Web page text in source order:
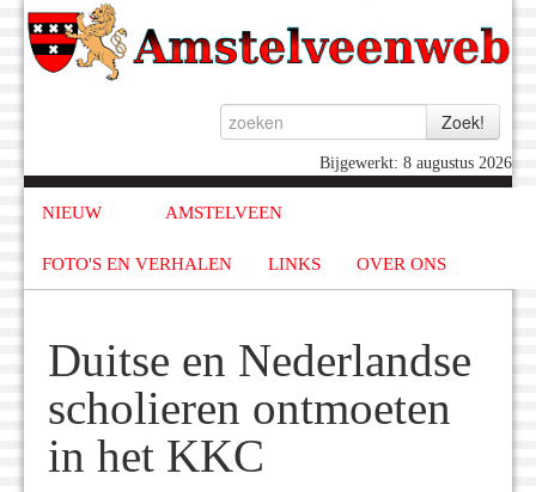
Bijgewerkt: 8 augustus 2026
NIEUW AMSTELVEEN
FOTO'S EN VERHALEN LINKS OVER ONS
Duitse en Nederlandse
scholieren ontmoeten
in het KKC